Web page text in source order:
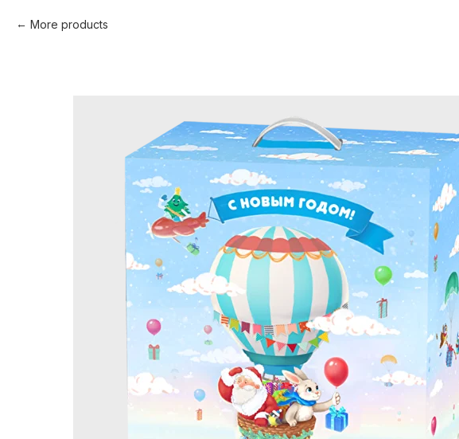
More products